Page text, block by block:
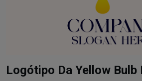
Logótipo Da Yellow Bulb